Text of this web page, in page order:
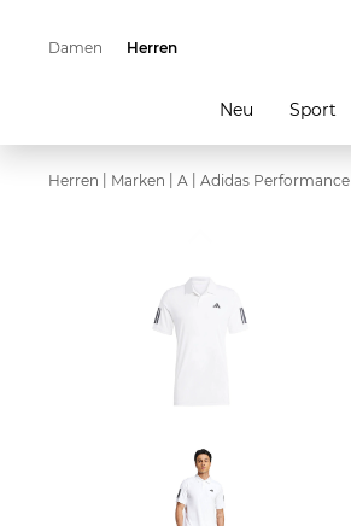
Damen Herren
Neu Sport
Herren Marken A Adidas Performance